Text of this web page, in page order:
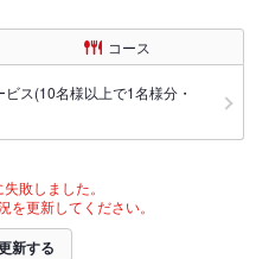
コース
ス(10名様以上で1名様分・
敗しました。
更新してください。
新する